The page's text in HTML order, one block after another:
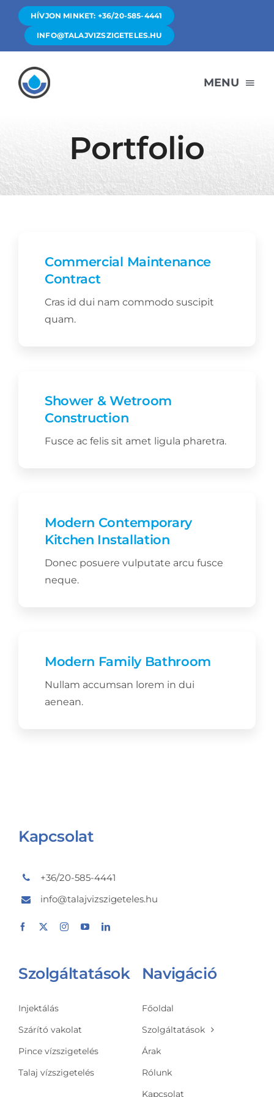
Skip
content
HÍVJON MINKET: +36/20-585-4441
INFO@TALAJVIZSZIGETELES.HU
MENU
Főoldal
Szolgáltatások
Rólunk
Portfolio
Commercial Maintenance
Contract
Cras id dui nam commodo suscipit
quam.
Shower & Wetroom
Construction
Fusce ac felis sit amet ligula pharetra.
Modern Contemporary
Kitchen Installation
Donec posuere vulputate arcu fusce
neque.
Modern Family Bathroom
Nullam accumsan lorem in dui
aenean.
Kapcsolat
+36/20-585-4441
info@talajvizszigeteles.hu
Szolgáltatások
Injektálás
Szárító vakolat
Pince vízszigetelés
Talaj vízszigetelés
Navigáció
Főoldal
Szolgáltatások
Árak
Rólunk
Kapcsolat